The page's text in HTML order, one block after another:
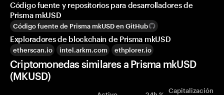
Código fuente y repositorios para desarrolladores de
Prisma mkUSD
Código fuente de Prisma mkUSD en GitHub
Exploradores de blockchain de Prisma mkUSD
etherscan.io intel.arkm.com ethplorer.io
Criptomonedas similares a Prisma mkUSD
(MKUSD)
Capitalización